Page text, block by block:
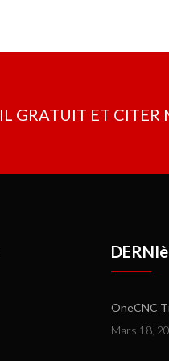
GRATUIT ET
OneCNC
Mars 18,